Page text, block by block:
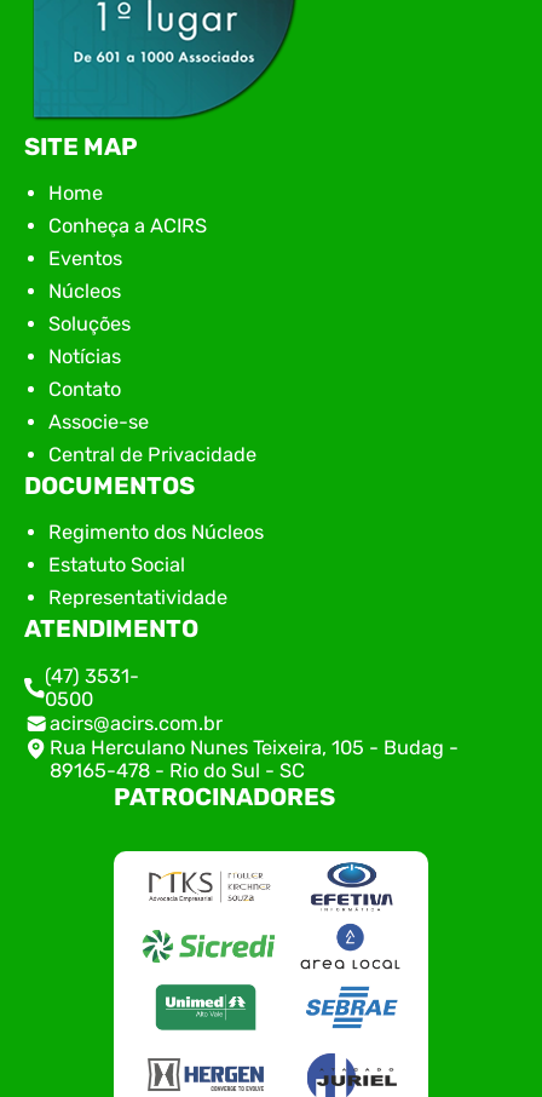
SITE MAP
Home
Conheça a ACIRS
Eventos
Núcleos
Soluções
Notícias
Contato
Associe-se
Central de Privacidade
DOCUMENTOS
Regimento dos Núcleos
Estatuto Social
Representatividade
ATENDIMENTO
(47) 3531-
0500
acirs@acirs.com.br
Rua Herculano Nunes Teixeira, 105 - Budag -
89165-478 - Rio do Sul - SC
PATROCINADORES